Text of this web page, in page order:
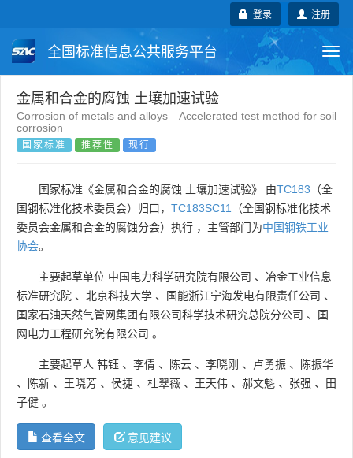
注册
登录
全国标准信息公共服务平台
国家标准 行业标准
团体标准
金属和合金的腐蚀 土壤加速试验
Corrosion of metals and alloys—Accelerated test method for soil
corrosion
国家标准 推荐性 现行
国家标准《金属和合金的腐蚀 土壤加速试验》 由TC183 （全
国钢标准化技术委员会）归口， TC183SC11
（全国钢标准化技术
委员会金属和合金的腐蚀分会）执行 ，主管部门为中国钢铁工业
协会。
主要起草单位 中国电力科学研究院有限公司 、 冶金工业信息
标准研究院 、 北京科技大学 、 国能浙江宁海发电有限责任公司 、
国家石油天然气管网集团有限公司科学技术研究总院分公司 、
国
网电力工程研究院有限公司 。
主要起草人 韩钰 、 李倩 、 陈云 、 李晓刚 、 卢勇振 、
陈振华
、
陈新 、 王晓芳 、 侯捷 、 杜翠薇 、 王天伟 、 郝文魁 、 张强 、
田
子健 。
查看全文 意见建议